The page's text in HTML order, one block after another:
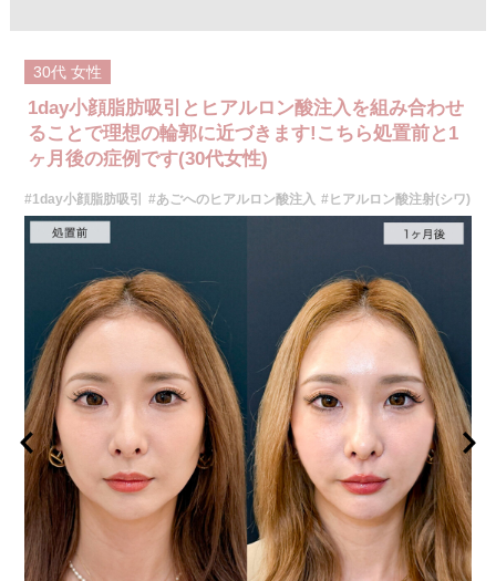
施術内容：ボツリヌス菌から抽出されるたんぱく質を注入し、過剰に発達
した筋肉の動きを抑制します。これにより噛み締めの改善、咬筋を減量し
細くする効果やフェイスラインのもたつきを改善する効果がございます。
医師とのカウンセリングで注入量をお選びいただきます。メスを使わず注
射のみの処置のためダウンタイムはほとんどありません。効果は4～6か月
程続きます。
施術時間：約10分〜20分程
とがございます。また、稀にアレルギー、細菌感染症などが生じることが
ございます。ボトックス注入後は男性は3か月、女性は2か月避妊して頂く
ようお願いします。
韓国製ボツリヌストキシン 5,500円(税込)〜78,000円(税込)
オプション：表面麻酔 3,300円(税込) 笑気麻酔 3,300円(税込)
施術名：1day小顔脂肪吸引
施術内容：脂肪を減らしたい箇所に合わせて目立ちにくい箇所に2～3mm
ほどの切開を加え、カニューレと呼ばれる細い管を用いて、脂肪細胞を直
接吸引し、除去します。同時にAスレッド®と呼ばれる溶ける繊維をお顔の
目立たない部分から皮下へ挿入し、皮膚を内側から引き上げて固定しま
す。
施術時間：約30分程
リスク、副作用：赤み、熱感、痛み、しびれ、むくみ、内出血、引き攣れ
感などが術後一時的に生じることがございます。また、稀に貧血、細菌感
染症、左右差、施術箇所の知覚鈍麻、ぼこつき、硬結、瘢痕化、色素沈
着、脂肪塞栓、皮膚のよれ、繊維の突出などを生じることがございます。
費用：通常価格 437,800円(税込)
顔の脂肪吸引箇所の追加 1ヶ所ごと+162,800円(税込)
オプション：笑気麻酔 3,300円(税込)
30代 女性
1day小顔脂肪吸引とヒアルロン酸注入を組み合わせ
ることで理想の輪郭に近づきます!こちら処置前と1
ヶ月後の症例です(30代女性)
#1day小顔脂肪吸引 #あごへのヒアルロン酸注入 #ヒアルロン酸注射(シワ)